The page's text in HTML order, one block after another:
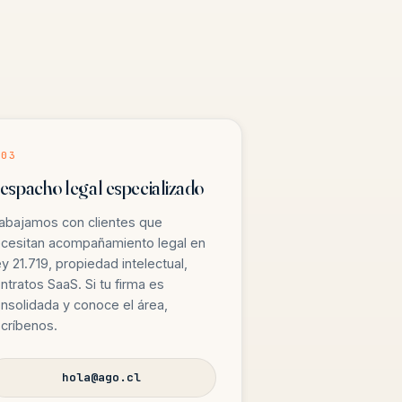
legal especializado
con clientes que
acompañamiento legal en
21.719, propiedad intelectual,
SaaS. Si tu firma es
y conoce el área,
hola@ago.cl